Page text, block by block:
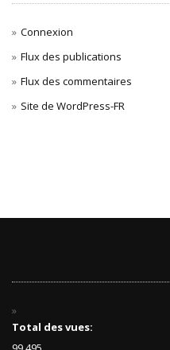
Connexion
Flux des publications
Flux des commentaires
Site de WordPress-FR
Total des vues: